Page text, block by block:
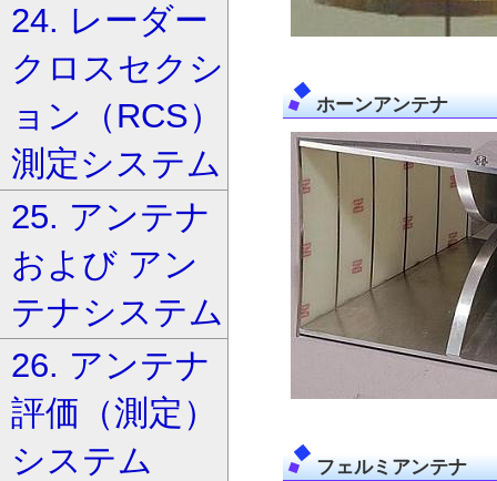
ホーンアンテナ
フェルミアンテナ
24. レーダー
クロスセクシ
ョン（RCS）
測定システム
25. アンテナ
および アン
テナシステム
26. アンテナ
評価（測定）
システム